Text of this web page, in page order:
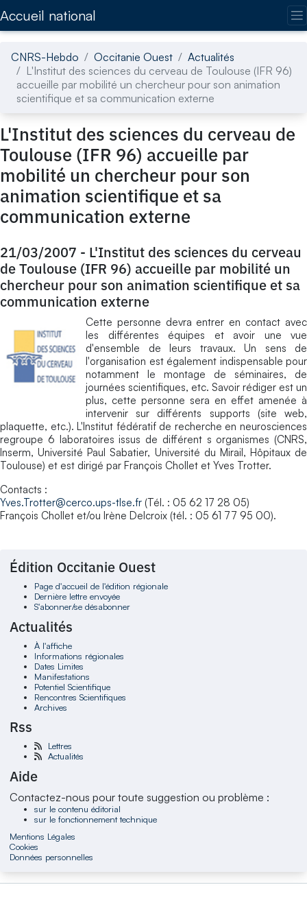
Accueil national
CNRS-Hebdo Occitanie Ouest
Actualités
L'Institut des sciences du cerveau de Toulouse (IFR 96)
accueille par mobilité un chercheur pour son animation
scientifique et sa communication externe
L'Institut des sciences du cerveau de
Toulouse (IFR 96) accueille par
mobilité un chercheur pour son
animation scientifique et sa
communication externe
21/03/2007 - L'Institut des sciences du cerveau
de Toulouse (IFR 96) accueille par mobilité un
chercheur pour son animation scientifique et sa
communication externe
Cette personne devra entrer en contact avec
les différentes équipes et avoir une vue
d'ensemble de leurs travaux. Un sens de
l'organisation est également indispensable pour
notamment le montage de séminaires, de
journées scientifiques, etc. Savoir rédiger est un
plus, cette personne sera en effet amenée à
intervenir sur différents supports (site web,
plaquette, etc.). L'Institut fédératif de recherche en neurosciences
regroupe 6 laboratoires issus de différent s organismes (CNRS,
Inserm, Université Paul Sabatier, Université du Mirail, Hôpitaux de
Toulouse) et est dirigé par François Chollet et Yves Trotter.
Contacts :
Yves.Trotter@cerco.ups-tlse.fr (Tél. : 05 62 17 28 05)
François Chollet et/ou Irène Delcroix (tél. : 05 61 77 95 00).
Édition Occitanie Ouest
Page d'accueil de l'édition régionale
Dernière lettre envoyée
S'abonner/se désabonner
Actualités
À l'affiche
Informations régionales
Dates Limites
Manifestations
Potentiel Scientifique
Rencontres Scientifiques
Archives
Rss
Lettres
Actualités
Aide
Contactez-nous pour toute suggestion ou problème :
sur le contenu éditorial
sur le fonctionnement technique
Mentions Légales
Cookies
Données personnelles